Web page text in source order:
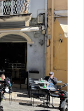
δικηγόρος (που
του Αλέξη
τοπικός σύμβουλος
Γιάννης Κουζής
της
Κυριακή
, δικηγόρος.
υπουργού
υπηρετούν